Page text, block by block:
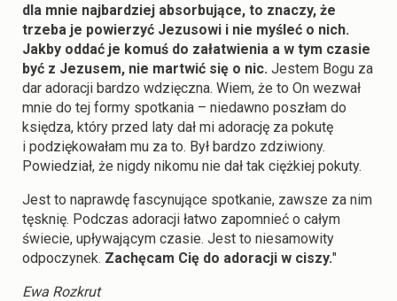
dla mnie najbardziej absorbujące, to znaczy, że
trzeba je powierzyć Jezusowi i nie myśleć o nich.
Jakby oddać je komuś do załatwienia a w tym czasie
być z Jezusem, nie martwić się o nic. Jestem Bogu za
dar adoracji bardzo wdzięczna. Wiem, że to On wezwał
mnie do tej formy spotkania – niedawno poszłam do
księdza, który przed laty dał mi adorację za pokutę
i podziękowałam mu za to. Był bardzo zdziwiony.
Powiedział, że nigdy nikomu nie dał tak ciężkiej pokuty.
Jest to naprawdę fascynujące spotkanie, zawsze za nim
tęsknię. Podczas adoracji łatwo zapomnieć o całym
świecie, upływającym czasie. Jest to niesamowity
odpoczynek. Zachęcam Cię do adoracji w ciszy."
Ewa Rozkrut